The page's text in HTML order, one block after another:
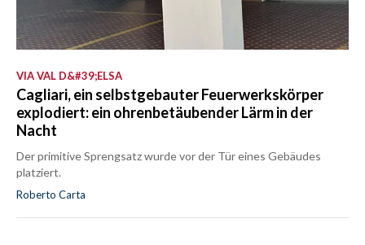
VIA VAL D&#39;ELSA
Cagliari, ein selbstgebauter Feuerwerkskörper
explodiert: ein ohrenbetäubender Lärm in der
Nacht
Der primitive Sprengsatz wurde vor der Tür eines Gebäudes
platziert.
Roberto Carta